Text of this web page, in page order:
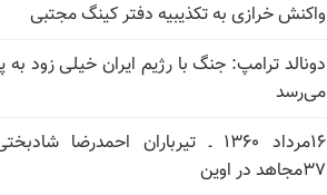
واکنش خرازی به تکذیبیه دفتر کینگ مجتبی
دونالد ترامپ: جنگ با رژیم ایران خیلی زود به
می‌رسد
۱۶مرداد ۱۳۶۰ ـ تیرباران احمدرضا
۳۷مجاهد در اوین